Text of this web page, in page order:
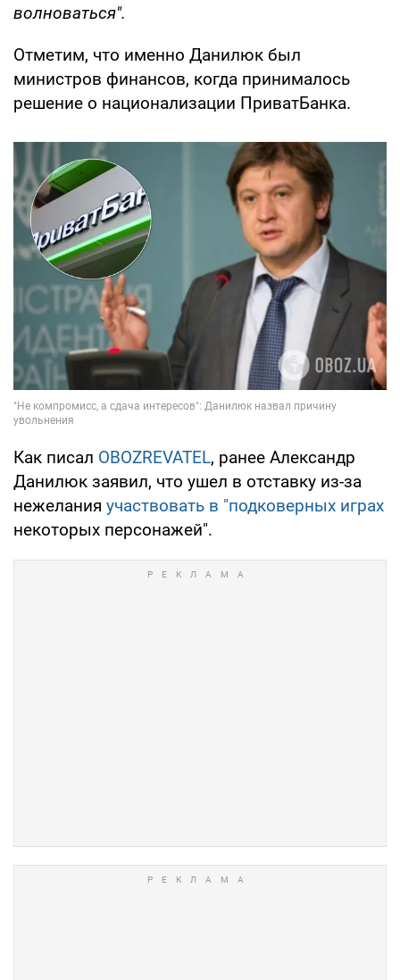
волноваться".
Отметим, что именно Данилюк был
министров финансов, когда принималось
решение о национализации ПриватБанка.
Как писал OBOZREVATEL, ранее Александр
Данилюк заявил, что ушел в отставку из-за
нежелания участвовать в "подковерных играх
некоторых персонажей".